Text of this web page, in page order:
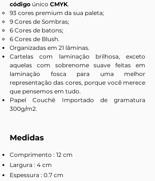
código único CMYK.
93 cores premium da sua paleta;
9 Cores de Sombras;
6 Cores de batons;
6 Cores de Blush.
Organizadas em 21 lâminas.
Cartelas com laminação brilhosa, exceto
aquelas com sobrenome suave feitas em
laminação fosca para uma melhor
representação das cores, porque você merece
que pensemos em tudo.
Papel Couchê Importado de gramatura
300g/m2.
Medidas
Comprimento : 12 cm
Largura : 4 cm
Espessura : 0.7 cm